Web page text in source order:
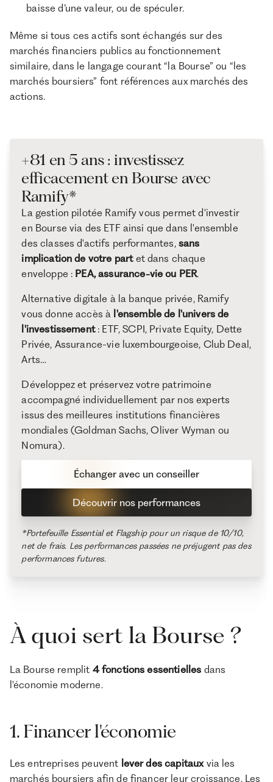
baisse d’une valeur, ou de spéculer.
Même si tous ces actifs sont échangés sur des
marchés financiers publics au fonctionnement
similaire, dans le langage courant “la Bourse” ou “les
marchés boursiers” font références aux marchés des
actions.
+81 en 5 ans : investissez
efficacement en Bourse avec
Ramify*
La gestion pilotée Ramify vous permet d'investir
en Bourse via des ETF ainsi que dans l'ensemble
des classes d'actifs performantes, sans
implication de votre partet dans chaque
enveloppe : PEA, assurance-vie ou PER.
Alternative digitale à la banque privée, Ramify
vous donne accès à l'ensemble de l'univers de
l'investissement: ETF, SCPI, Private Equity, Dette
Privée, Assurance-vie luxembourgeoise, Club Deal,
Arts…
Développez et préservez votre patrimoine
accompagné individuellement par nos experts
issus des meilleures institutions financières
mondiales (Goldman Sachs, Oliver Wyman ou
Nomura).
Découvrir nos performances
Échanger avec un conseiller
*Portefeuille Essential et Flagship pour un risque de 10/10,
net de frais. Les performances passées ne préjugent pas des
performances futures.
À quoi sert la Bourse ?
La Bourse remplit 4 fonctions essentielles dans
l'économie moderne.
1. Financer l'économie
Les entreprises peuvent lever des capitauxvia les
marchés boursiers afin de financer leur croissance. Les